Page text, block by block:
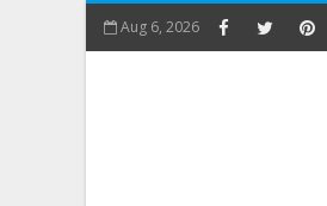
Aug 6, 2026